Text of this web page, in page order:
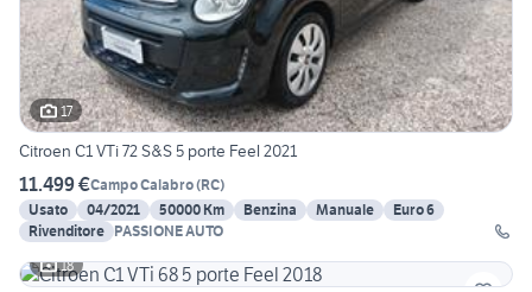
17
Citroen C1 VTi 72 S&S 5 porte Feel 2021
11.499 €Campo Calabro(RC)
Usato
04/2021 50000 Km Benzina Manuale
Euro 6
Rivenditore PASSIONE AUTO
18